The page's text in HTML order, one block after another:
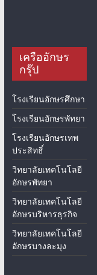
เครืออักษร
กรุ๊ป
โรงเรียนอักษรศึกษา
โรงเรียนอักษรพัทยา
โรงเรียนอักษรเทพ
ประสิทธิ์
วิทยาลัยเทคโนโลยี
อักษรพัทยา
วิทยาลัยเทคโนโลยี
อักษรบริหารธุรกิจ
วิทยาลัยเทคโนโลยี
อักษรบางละมุง